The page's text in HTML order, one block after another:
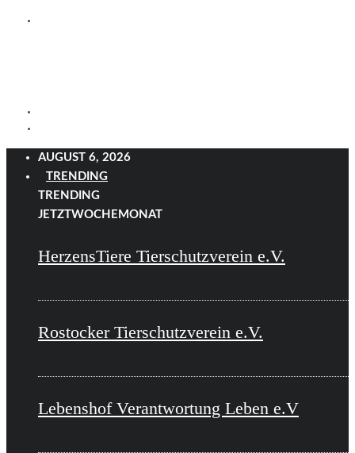
AUGUST 6, 2026
TRENDING
TRENDING
JETZTWOCHE MONAT
HerzensTiere Tierschutzverein e.V.
Rostocker Tierschutzverein e.V.
Lebenshof Verantwortung Leben e.V